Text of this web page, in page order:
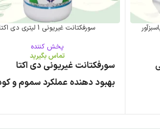
سورفکتانت غیریونی 1 لیتری دی اکتا
پخش کننده
تماس بگیرید
سورفکتانت غیریونی دی اکتا
بهبود دهنده عملکرد سموم و
بسته 500 سی سی